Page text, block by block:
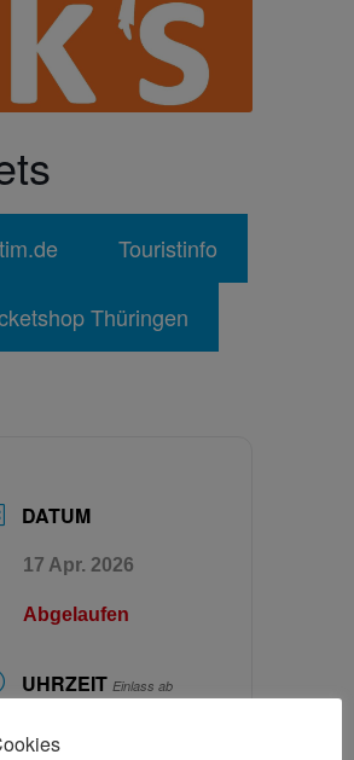
Touristinfo
Thüringen
DATUM
17 Apr. 2026
Abgelaufen
UHRZEIT Einlass ab